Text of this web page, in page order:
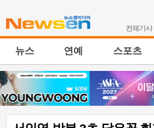
전체기사|
뉴스 연예 스포츠